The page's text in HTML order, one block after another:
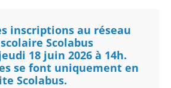
inscriptions au réseau
Scolabus
18 juin 2026 à 14h.
se font uniquement en
Scolabus.